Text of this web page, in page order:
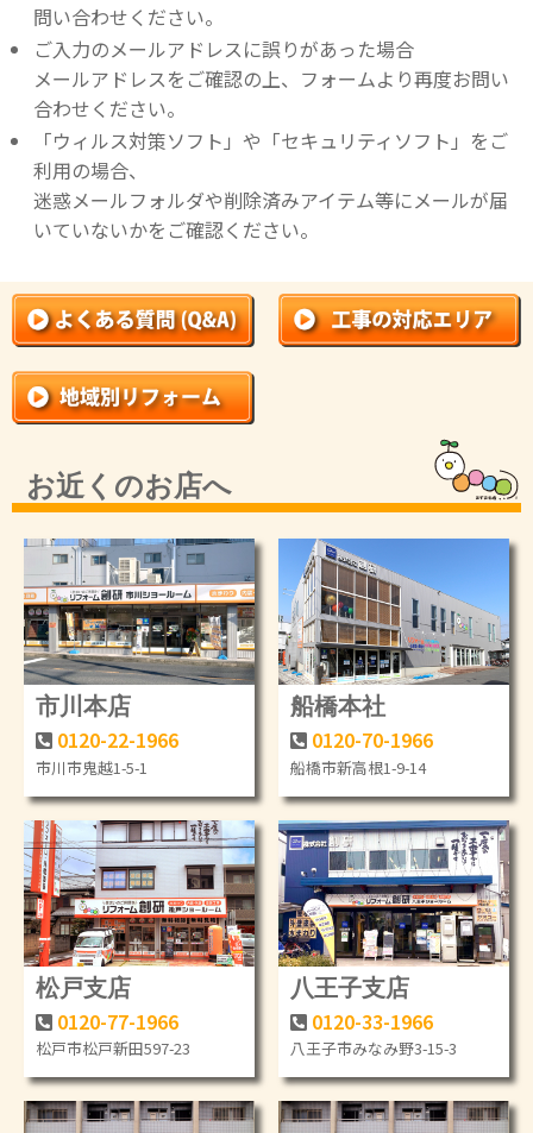
問い合わせください。
ご入力のメールアドレスに誤りがあった場合
メールアドレスをご確認の上、フォームより再度お問い
合わせください。
「ウィルス対策ソフト」や「セキュリティソフト」をご
利用の場合、
迷惑メールフォルダや削除済みアイテム等にメールが届
いていないかをご確認ください。
お近くのお店へ
市川本店
0120-22-1966
市川市鬼越1-5-1
船橋本社
0120-70-1966
船橋市新高根1-9-14
松戸支店
0120-77-1966
松戸市松戸新田597-23
八王子支店
0120-33-1966
八王子市みなみ野3-15-3